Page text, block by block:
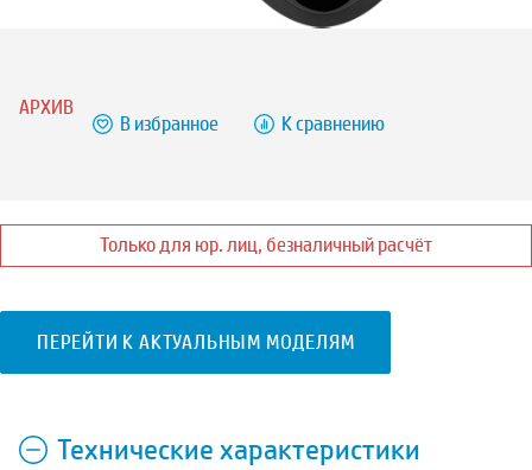
АРХИВ
В избранное К сравнению
Только для юр. лиц, безналичный расчёт
ПЕРЕЙТИ К АКТУАЛЬНЫМ МОДЕЛЯМ
Технические характеристики